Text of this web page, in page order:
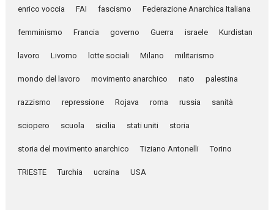
enrico voccia FAI fascismo Federazione Anarchica Italiana
femminismo Francia governo Guerra israele Kurdistan
lavoro Livorno lotte sociali Milano militarismo
mondo del lavoro movimento anarchico nato palestina
razzismo repressione Rojava roma russia sanità
sciopero scuola sicilia stati uniti storia
storia del movimento anarchico Tiziano Antonelli Torino
TRIESTE Turchia ucraina USA